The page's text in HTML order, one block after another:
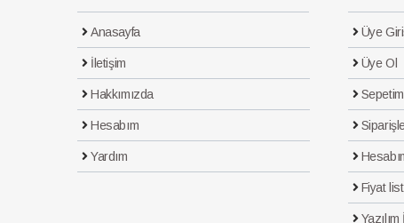
Anasayfa
İletişim
Hakkımızda
Hesabım
Yardım
Üye
Üye Ol
Sepetim
Fiyat